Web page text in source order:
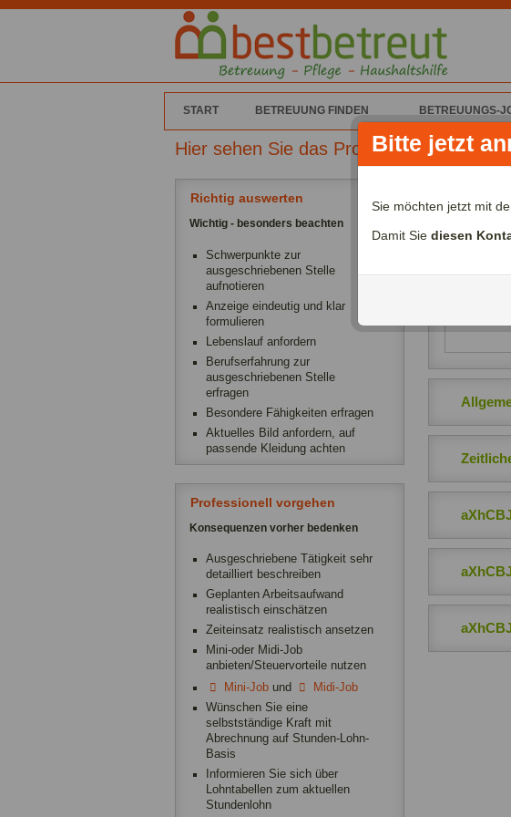
START BETREUUNG FINDEN BETREUUNGS-
Hier sehen Sie das Profil von
Richtig auswerten
Wichtig - besonders beachten
Schwerpunkte zur
ausgeschriebenen Stelle
aufnotieren
Anzeige eindeutig und klar
formulieren
Lebenslauf anfordern
Berufserfahrung zur
ausgeschriebenen Stelle
erfragen
Besondere Fähigkeiten erfragen
Aktuelles Bild anfordern, auf
passende Kleidung achten
Professionell vorgehen
Konsequenzen vorher bedenken
Ausgeschriebene Tätigkeit sehr
detailliert beschreiben
Geplanten Arbeitsaufwand
realistisch einschätzen
Zeiteinsatz realistisch ansetzen
Mini-oder Midi-Job
anbieten/Steuervorteile nutzen
Mini-Jobund
Midi-Job
Wünschen Sie eine
selbstständige Kraft mit
Abrechnung auf Stunden-Lohn-
Basis
Informieren Sie sich über
Lohntabellen zum aktuellen
Stundenlohn
Bitte jetzt
Sie möchten jetzt mit
Damit Sie diesen